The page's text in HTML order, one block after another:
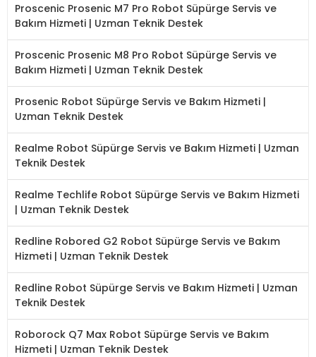
Proscenic Prosenic M7 Pro Robot Süpürge Servis ve
Bakım Hizmeti | Uzman Teknik Destek
Proscenic Prosenic M8 Pro Robot Süpürge Servis ve
Bakım Hizmeti | Uzman Teknik Destek
Prosenic Robot Süpürge Servis ve Bakım Hizmeti |
Uzman Teknik Destek
Realme Robot Süpürge Servis ve Bakım Hizmeti | Uzman
Teknik Destek
Realme Techlife Robot Süpürge Servis ve Bakım Hizmeti
| Uzman Teknik Destek
Redline Robored G2 Robot Süpürge Servis ve Bakım
Hizmeti | Uzman Teknik Destek
Redline Robot Süpürge Servis ve Bakım Hizmeti | Uzman
Teknik Destek
Roborock Q7 Max Robot Süpürge Servis ve Bakım
Hizmeti | Uzman Teknik Destek